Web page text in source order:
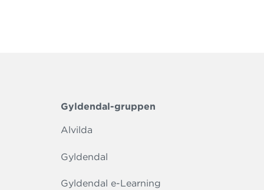
Gyldendal-gruppen
Alvilda
Gyldendal
Gyldendal e-Learning